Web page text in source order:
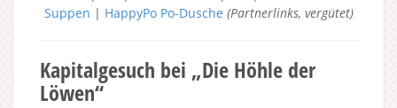
Suppen | HappyPo Po-Dusche (Partnerlinks, vergütet)
Kapitalgesuch bei „Die Höhle der
Löwen“